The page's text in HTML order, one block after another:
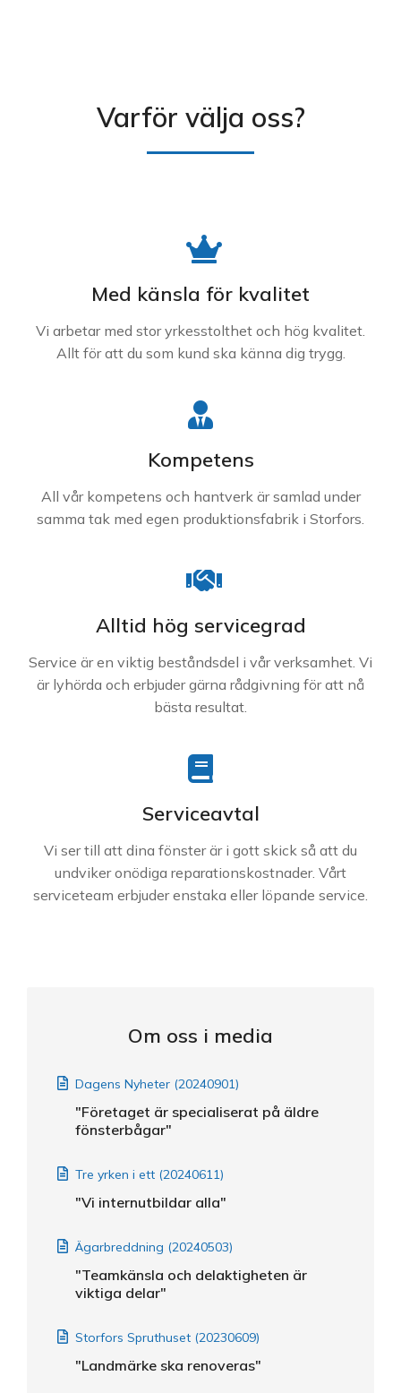
Varför välja oss?
Med känsla för kvalitet
Vi arbetar med stor yrkesstolthet och hög kvalitet.
Allt för att du som kund ska känna dig trygg.
Kompetens
All vår kompetens och hantverk är samlad under
samma tak med egen produktionsfabrik i Storfors.
Alltid hög servicegrad
Service är en viktig beståndsdel i vår verksamhet. Vi
är lyhörda och erbjuder gärna rådgivning för att nå
bästa resultat.
Serviceavtal
Vi ser till att dina fönster är i gott skick så att du
undviker onödiga reparationskostnader. Vårt
serviceteam erbjuder enstaka eller löpande service.
Om oss i media
Dagens Nyheter (20240901)
"Företaget är specialiserat på äldre
fönsterbågar"
Tre yrken i ett (20240611)
"Vi internutbildar alla"
Ägarbreddning (20240503)
"Teamkänsla och delaktigheten är
viktiga delar"
Storfors Spruthuset (20230609)
"Landmärke ska renoveras"